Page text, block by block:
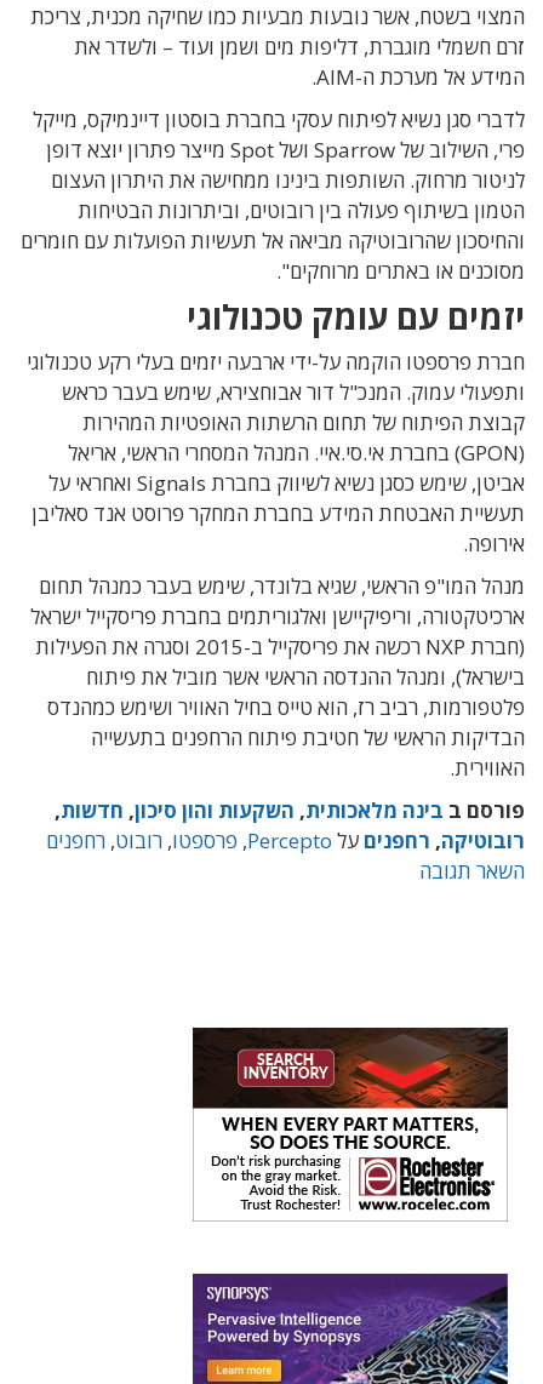
המצוי בשטח, אשר נובעות מבעיות כמו שחיקה מכנית, צריכת
זרם חשמלי מוגברת, דליפות מים ושמן ועוד – ולשדר את
המידע אל מערכת ה-AIM.
לדברי סגן נשיא לפיתוח עסקי בחברת בוסטון דיינמיקס, מייקל
פרי, השילוב של Sparrow ושל Spot מייצר פתרון יוצא דופן
לניטור מרחוק. השותפות בינינו ממחישה את היתרון העצום
הטמון בשיתוף פעולה בין רובוטים, וביתרונות הבטיחות
והחיסכון שהרובוטיקה מביאה אל תעשיות הפועלות עם חומרים
מסוכנים או באתרים מרוחקים".
יזמים עם עומק טכנולוגי
חברת פרספטו הוקמה על-ידי ארבעה יזמים בעלי רקע טכנולוגי
ותפעולי עמוק. המנכ"ל דור אבוחצירא, שימש בעבר כראש
קבוצת הפיתוח של תחום הרשתות האופטיות המהירות
(GPON) בחברת אי.סי.איי. המנהל המסחרי הראשי, אריאל
אביטן, שימש כסגן נשיא לשיווק בחברת Signals ואחראי על
תעשיית האבטחת המידע בחברת המחקר פרוסט אנד סאליבן
אירופה.
מנהל המו"פ הראשי, שגיא בלונדר, שימש בעבר כמנהל תחום
ארכיטקטורה, וריפיקיישן ואלגוריתמים בחברת פריסקייל ישראל
(חברת NXP רכשה את פריסקייל ב-2015 וסגרה את הפעילות
בישראל), ומנהל ההנדסה הראשי אשר מוביל את פיתוח
פלטפורמות, רביב רז, הוא טייס בחיל האוויר ושימש כמהנדס
הבדיקות הראשי של חטיבת פיתוח הרחפנים בתעשייה
האווירית.
פורסם ב בינה מלאכותית, השקעות והון סיכון, חדשות,
רובוטיקה, רחפנים על Percepto
, פרספטו, רובוט, רחפנים
השאר תגובה